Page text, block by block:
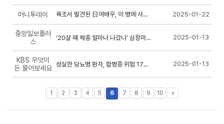
머니투데이 욕조서 발견된 日여배우, 이 병에 사망?…겨울도 방심하면 안되는 이유 2025-01-22
중앙일보플러
스
‘20살 때 체중 얼마나 나갔나’ 심장마비 위험도 5분 테스트 2025-01-13
KBS 무엇이
든 물어보세요
성실한 당뇨병 환자, 합병증 위험 17% 감소 2025-01-13
1 2 3 4 5 6 7 8 9 10